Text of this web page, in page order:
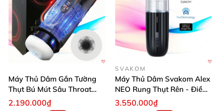
Máy Thủ Dâm Gắn Tường
Thụt Bú Mút Sâu Throat
Cao Cấp
2.190.000₫
SVAKOM
Máy Thủ Dâm Svakom Alex
NEO Rung Thụt Rên - Điều
Khiển App, Siêu Phê
3.550.000₫